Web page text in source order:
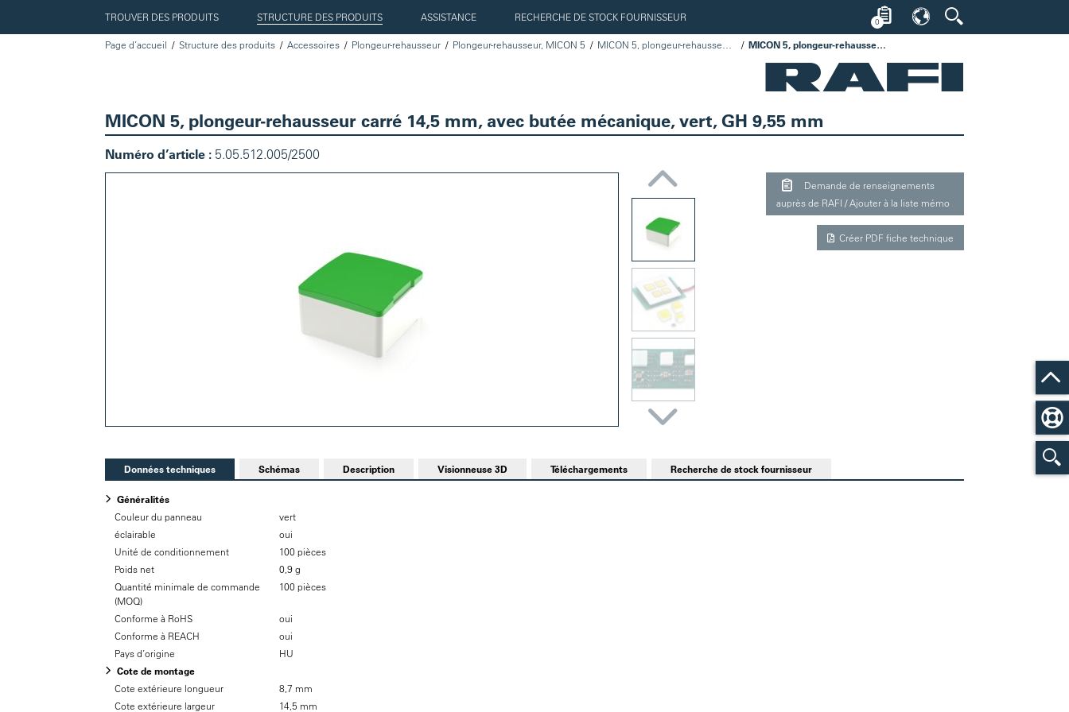
TROUVER DES PRODUITS STRUCTURE DES PRODUITS ASSISTANCE RECHERCHE DE STOCK FOURNISSEUR 0
Page d’accueil Structure des produits Accessoires Plongeur-rehausseur Plongeur-rehausseur, MICON 5 MICON 5, plongeur-rehausseur carré 14,5 mm, avec butée mécanique, vert, GH 9,55 mm
MICON 5, plongeur-rehausseur carré 14,5 mm, avec butée mécanique, vert, GH 9,55 mm
Numéro d’article : 5.05.512.005/2500
auprès de RAFI / Ajouter à la liste mémo
Créer PDF fiche technique
Données techniques Schémas Description Visionneuse 3D Téléchargements Recherche de stock fournisseur
Généralités
Couleur du panneau
vert
éclairable
oui
Unité de conditionnement
100 pièces
Poids net
0,9 g
Quantité minimale de commande
(MOQ)
100 pièces
Conforme à RoHS
oui
Conforme à REACH
oui
Pays d’origine
HU
Cote de montage
Cote extérieure longueur
8,7 mm
Cote extérieure largeur
14,5 mm